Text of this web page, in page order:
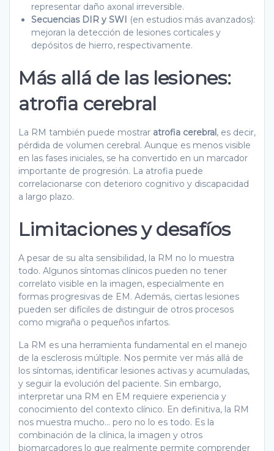
representar daño axonal irreversible.
Secuencias DIR y SWI (en estudios más avanzados):
mejoran la detección de lesiones corticales y
depósitos de hierro, respectivamente.
Más allá de las lesiones:
atrofia cerebral
La RM también puede mostrar atrofia cerebral, es decir,
pérdida de volumen cerebral. Aunque es menos visible
en las fases iniciales, se ha convertido en un marcador
importante de progresión. La atrofia puede
correlacionarse con deterioro cognitivo y discapacidad
a largo plazo.
Limitaciones y desafíos
A pesar de su alta sensibilidad, la RM no lo muestra
todo. Algunos síntomas clínicos pueden no tener
correlato visible en la imagen, especialmente en
formas progresivas de EM. Además, ciertas lesiones
pueden ser difíciles de distinguir de otros procesos
como migraña o pequeños infartos.
La RM es una herramienta fundamental en el manejo
de la esclerosis múltiple. Nos permite ver más allá de
los síntomas, identificar lesiones activas y acumuladas,
y seguir la evolución del paciente. Sin embargo,
interpretar una RM en EM requiere experiencia y
conocimiento del contexto clínico. En definitiva, la RM
nos muestra mucho… pero no lo es todo. Es la
combinación de la clínica, la imagen y otros
biomarcadores lo que realmente permite comprender